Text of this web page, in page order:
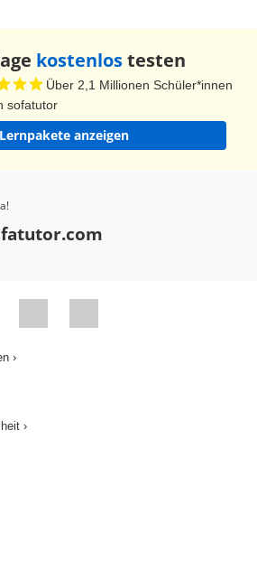
kostenlostesten
Über 2,1 Millionen Schüler*innen
sofatutor
Lernpakete anzeigen
›
›